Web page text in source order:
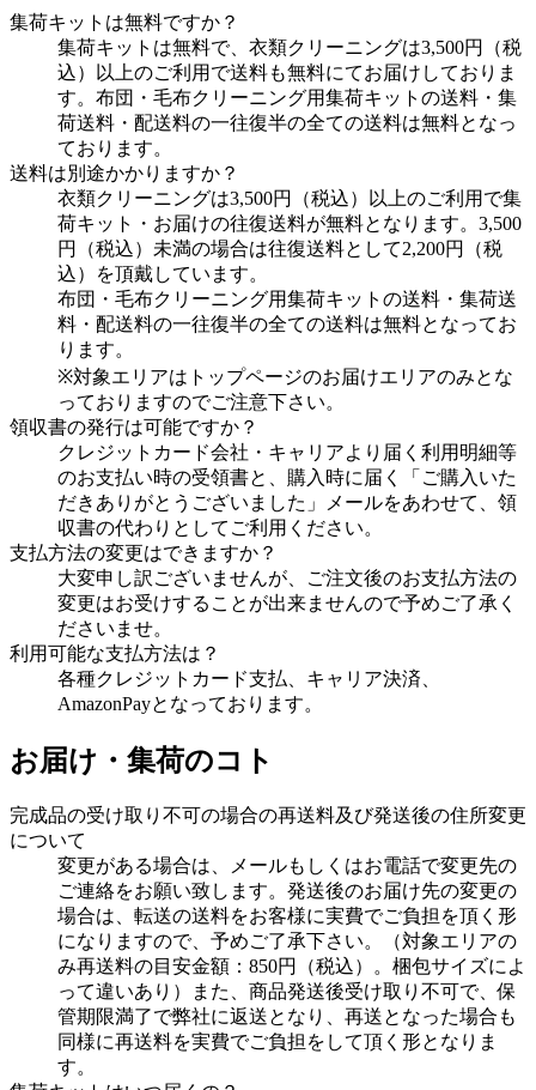
集荷キットは無料ですか？
集荷キットは無料で、衣類クリーニングは3,500円（税
込）以上のご利用で送料も無料にてお届けしておりま
す。布団・毛布クリーニング用集荷キットの送料・集
荷送料・配送料の一往復半の全ての送料は無料となっ
ております。
送料は別途かかりますか？
衣類クリーニングは3,500円（税込）以上のご利用で集
荷キット・お届けの往復送料が無料となります。3,500
円（税込）未満の場合は往復送料として2,200円（税
込）を頂戴しています。
布団・毛布クリーニング用集荷キットの送料・集荷送
料・配送料の一往復半の全ての送料は無料となってお
ります。
※対象エリアはトップページのお届けエリアのみとな
っておりますのでご注意下さい。
領収書の発行は可能ですか？
クレジットカード会社・キャリアより届く利用明細等
のお支払い時の受領書と、購入時に届く「ご購入いた
だきありがとうございました」メールをあわせて、領
収書の代わりとしてご利用ください。
支払方法の変更はできますか？
大変申し訳ございませんが、ご注文後のお支払方法の
変更はお受けすることが出来ませんので予めご了承く
ださいませ。
利用可能な支払方法は？
各種クレジットカード支払、キャリア決済、
AmazonPayとなっております。
お届け・集荷のコト
完成品の受け取り不可の場合の再送料及び発送後の住所変更
について
変更がある場合は、メールもしくはお電話で変更先の
ご連絡をお願い致します。発送後のお届け先の変更の
場合は、転送の送料をお客様に実費でご負担を頂く形
になりますので、予めご了承下さい。（対象エリアの
み再送料の目安金額：850円（税込）。梱包サイズによ
って違いあり）また、商品発送後受け取り不可で、保
管期限満了で弊社に返送となり、再送となった場合も
同様に再送料を実費でご負担をして頂く形となりま
す。